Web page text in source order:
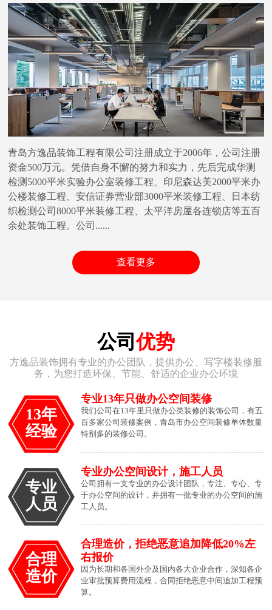
青岛方逸品装饰工程有限公司注册成立于2006年，公司注册
资金500万元。凭借自身不懈的努力和实力，先后完成华测
检测5000平米实验办公室装修工程、印尼森达美2000平米办
公楼装修工程、安信证券营业部3000平米装修工程、日本纺
织检测公司8000平米装修工程、太平洋房屋各连锁店等五百
余处装饰工程。公司......
查看更多
公司优势
方逸品装饰拥有专业的办公团队，提供办公、写字楼装修服
务，为您打造环保、节能、舒适的企业办公环境
13年
经验
专业13年只做办公空间装修
我们公司在13年里只做办公类装修的装饰公司，有五
百多家公司装修案例，青岛市办公空间装修单体数量
特别多的装修公司。
专业
人员
专业办公空间设计，施工人员
公司拥有一支专业的办公设计团队，专注、专心、专
于办公空间的设计，并拥有一批专业的办公空间的施
工人员。
合理
造价
合理造价，拒绝恶意追加降低20%左
右报价
因为长期和各国外企及国内各大企业合作，深知各企
业审批预算费用流程，合同拒绝恶意中间追加工程预
算。